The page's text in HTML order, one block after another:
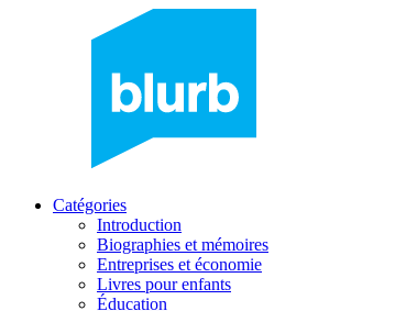
Catégories
Introduction
Biographies et mémoires
Entreprises et économie
Livres pour enfants
Éducation